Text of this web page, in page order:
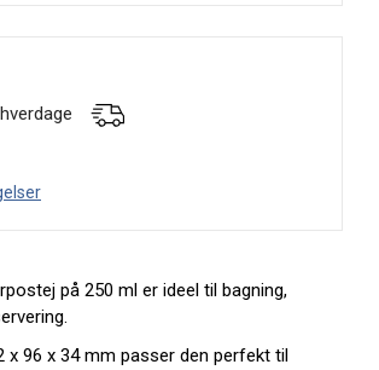
på 250 ml er ideel til bagning,
x 96 x 34 mm passer den perfekt til